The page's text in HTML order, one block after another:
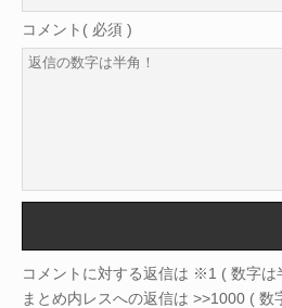
コメント( 必須 )
コメントに対する返信は ※1 ( 数字は
まとめ内レスへの返信は >>1000 ( 数